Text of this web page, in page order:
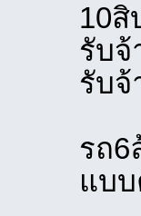
10
รับจ้
รับจ้
รถ6
แบ